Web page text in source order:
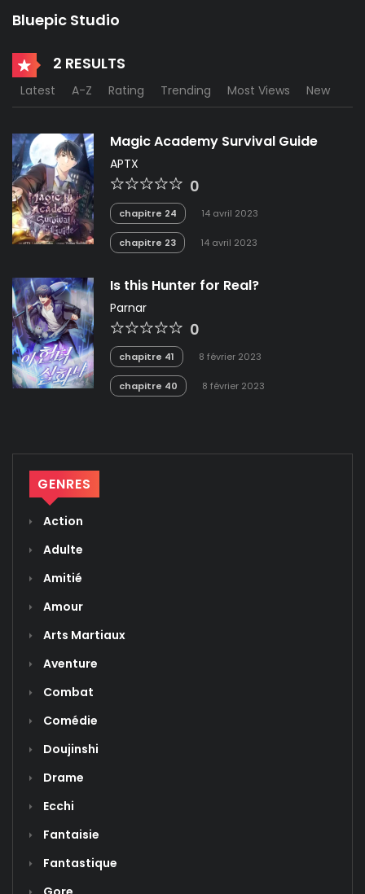
Bluepic Studio
2 RESULTS
Latest A-Z Rating Trending Most Views New
Magic Academy Survival Guide
APTX
0
chapitre 24 14 avril 2023
chapitre 23 14 avril 2023
Is this Hunter for Real?
Parnar
0
chapitre 41 8 février 2023
chapitre 40 8 février 2023
GENRES
Action
Adulte
Amitié
Amour
Arts Martiaux
Aventure
Combat
Comédie
Doujinshi
Drame
Ecchi
Fantaisie
Fantastique